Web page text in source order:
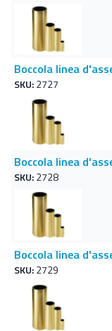
Boccola linea
SKU:2727
Boccola linea
SKU:2728
Boccola linea
SKU:2729